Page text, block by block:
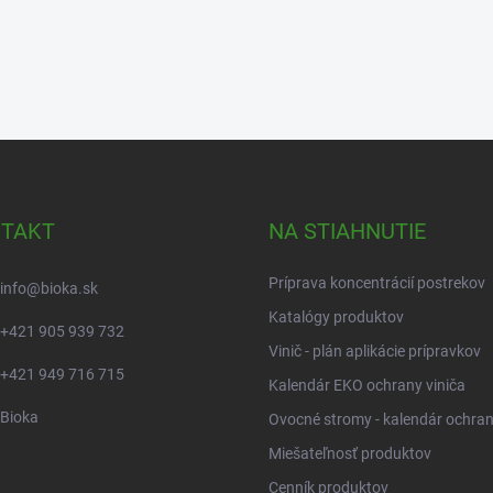
info@bioka.sk
+421 905 939 732
+421 949 716 715
Bioka
NA STIAHNUTIE
Príprava koncentrácií postrekov
Katalógy produktov
Vinič - plán aplikácie prípravkov
Kalendár EKO ochrany viniča
Ovocné stromy - kalendár
Miešateľnosť produktov
Cenník produktov